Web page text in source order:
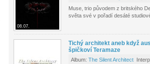
08.07.
Muse, trio původem z britského
světa své v pořadí desáté
Tichý architekt aneb když
špičkoví Teramaze
Album: The Silent Architect